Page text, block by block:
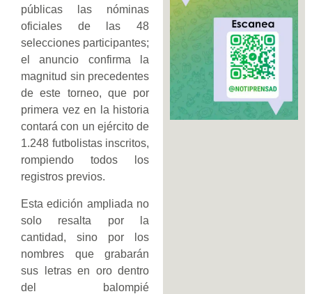
públicas las nóminas
oficiales de las 48
selecciones participantes;
el anuncio confirma la
magnitud sin precedentes
de este torneo, que por
primera vez en la historia
contará con un ejército de
1.248 futbolistas inscritos,
rompiendo todos los
registros previos.
Esta edición ampliada no
solo resalta por la
cantidad, sino por los
nombres que grabarán
sus letras en oro dentro
del balompié